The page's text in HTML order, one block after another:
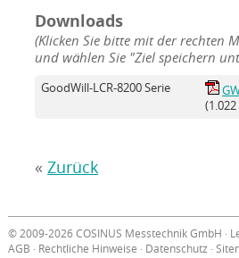
Downloads
(Klicken Sie bitte mit der rechten
und wählen Sie "Ziel speichern
GoodWill-LCR-8200 Serie
(1.022
« Zurück
© 2009-2026 COSINUS Messtechnik GmbH ·
AGB · Rechtliche Hinweise · Datenschutz ·